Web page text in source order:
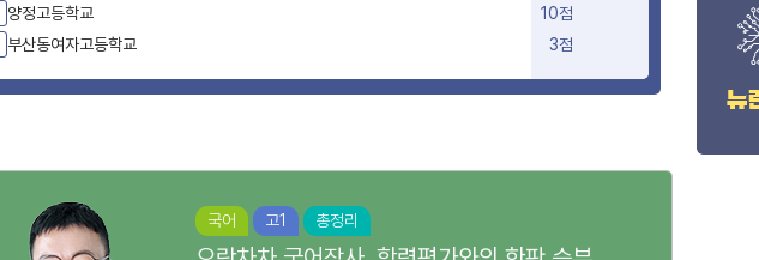
양정고등학교
10점
부산동여자고등학교 3점
국어 고1 총정리